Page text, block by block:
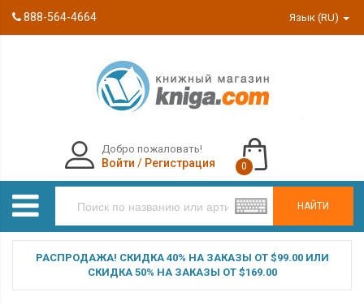
888-564-4664 Язык (RU)
НАЙТИ
Добро пожаловать!
Войти / Регистрация 0
РАСПРОДАЖА! СКИДКА 40% НА ЗАКАЗЫ ОТ $99.00 ИЛИ
СКИДКА 50% НА ЗАКАЗЫ ОТ $169.00